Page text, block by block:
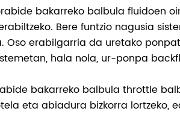
bakarreko balbula fluidoen
Bere funtzio nagusia
Oso erabilgarria da uretako
hala nola, ur-ponpa
bakarreko balbula throttle
eta abiadura bizkorra lortzeko,